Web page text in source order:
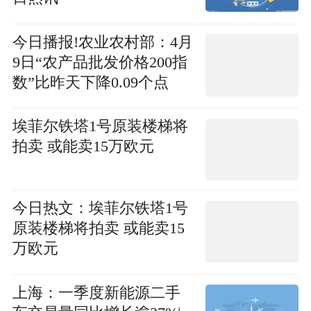
今日播报!农业农村部：4月
9日“农产品批发价格200指
数”比昨天下降0.09个点
埃菲尔铁塔1号原装楼梯将
拍卖 或能卖15万欧元
今日热文：埃菲尔铁塔1号
原装楼梯将拍卖 或能卖15
万欧元
上海：一季度新能源二手